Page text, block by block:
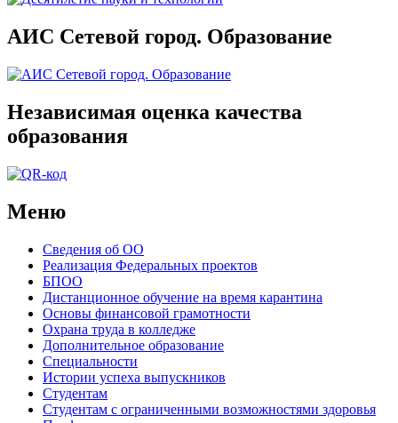
АИС Сетевой город. Образование
Независимая оценка качества
образования
Меню
Сведения об ОО
Реализация Федеральных проектов
БПОО
Дистанционное обучение на время карантина
Основы финансовой грамотности
Охрана труда в колледже
Дополнительное образование
Специальности
Истории успеха выпускников
Студентам
Студентам с ограниченными возможностями здоровья